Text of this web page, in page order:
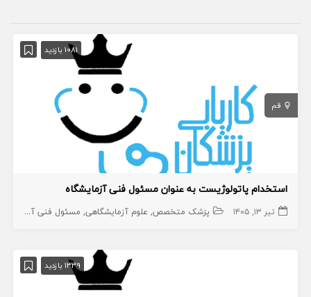
1081 بازدید
قم
استخدام پاتولوژیست به عنوان مسئول فنی آزمایشگاه
تیر ۱۳, ۱۴۰۵ پزشک متخصص علوم آزمایشگاهی مسئول فنی آزمایشگاه
1339 بازدید